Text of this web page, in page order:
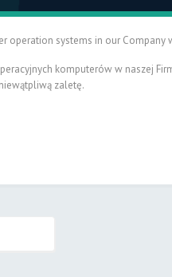
operation systems in our Company
komputerów w naszej
zaletę.